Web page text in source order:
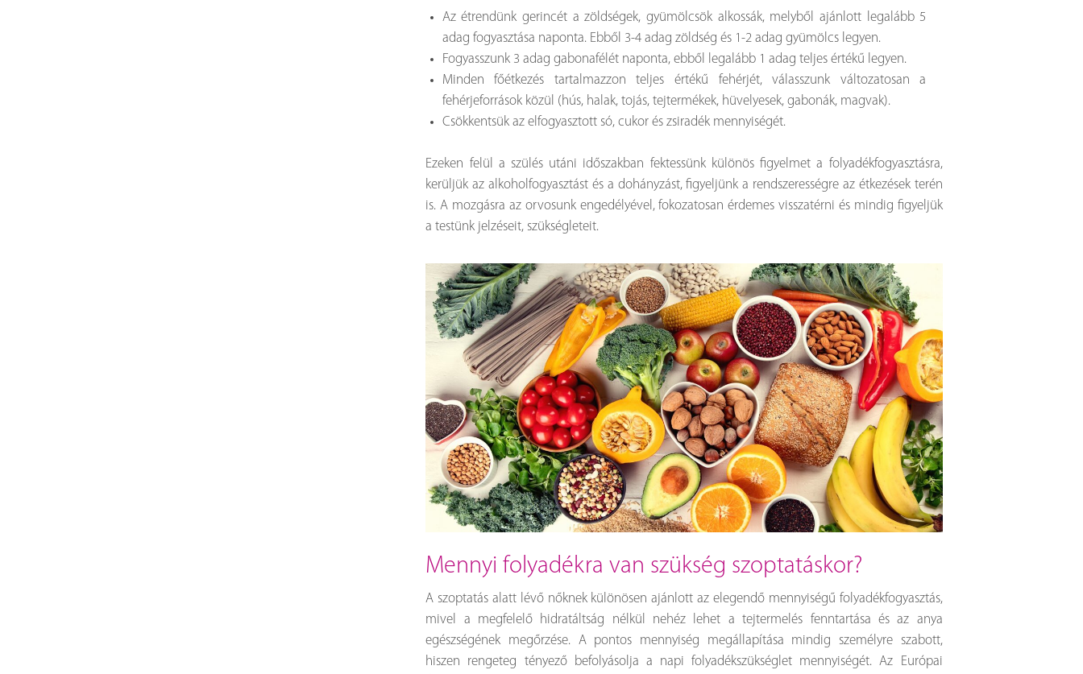
Az étrendünk gerincét a zöldségek, gyümölcsök alkossák, melyből ajánlott legalább 5
adag fogyasztása naponta. Ebből 3-4 adag zöldség és 1-2 adag gyümölcs legyen.
Fogyasszunk 3 adag gabonafélét naponta, ebből legalább 1 adag teljes értékű legyen.
Minden főétkezés tartalmazzon teljes értékű fehérjét, válasszunk változatosan a
fehérjeforrások közül (hús, halak, tojás, tejtermékek, hüvelyesek, gabonák, magvak).
Csökkentsük az elfogyasztott só, cukor és zsiradék mennyiségét.
Ezeken felül a szülés utáni időszakban fektessünk különös figyelmet a folyadékfogyasztásra,
kerüljük az alkoholfogyasztást és a dohányzást, figyeljünk a rendszerességre az étkezések terén
is. A mozgásra az orvosunk engedélyével, fokozatosan érdemes visszatérni és mindig figyeljük
a testünk jelzéseit, szükségleteit.
mennyi folyadékra van szükség szoptatáskor?
A szoptatás alatt lévő nőknek különösen ajánlott az elegendő mennyiségű folyadékfogyasztás,
mivel a megfelelő hidratáltság nélkül nehéz lehet a tejtermelés fenntartása és az anya
egészségének megőrzése. A pontos mennyiség megállapítása mindig személyre szabott,
hiszen rengeteg tényező befolyásolja a napi folyadékszükséglet mennyiségét. Az Európai